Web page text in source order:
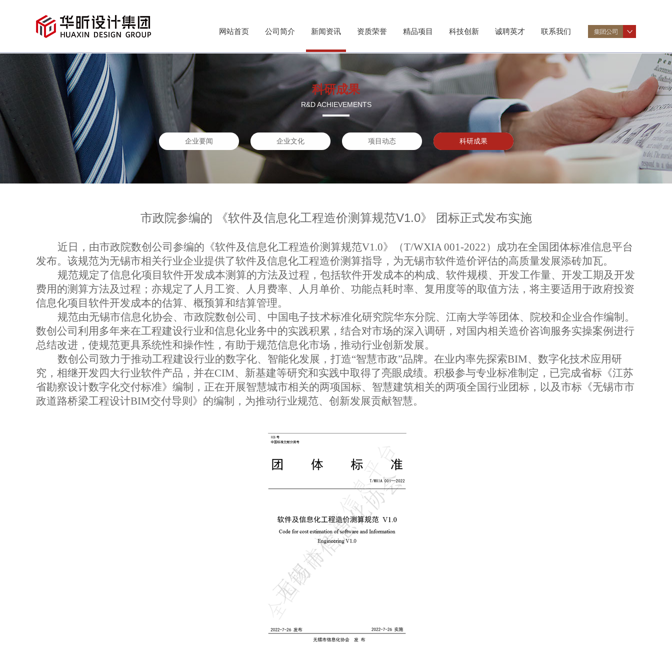
网站首页 公司简介 新闻资讯 资质荣誉 精品项目 科技创新 诚聘英才 联系我们
科研成果
R&D ACHIEVEMENTS
企业要闻 企业文化 项目动态 科研成果
市政院参编的 《软件及信息化工程造价测算规范V1.0》 团标正式发布实施
近日，由市政院数创公司参编的《软件及信息化工程造价测算规范V1.0》（T/WXIA 001-2022）成功在全国团体标准信息平台
发布。该规范为无锡市相关行业企业提供了软件及信息化工程造价测算指导，为无锡市软件造价评估的高质量发展添砖加瓦。
规范规定了信息化项目软件开发成本测算的方法及过程，包括软件开发成本的构成、软件规模、开发工作量、开发工期及开发
费用的测算方法及过程；亦规定了人月工资、人月费率、人月单价、功能点耗时率、复用度等的取值方法，将主要适用于政府投资
信息化项目软件开发成本的估算、概预算和结算管理。
规范由无锡市信息化协会、市政院数创公司、中国电子技术标准化研究院华东分院、江南大学等团体、院校和企业合作编制。
数创公司利用多年来在工程建设行业和信息化业务中的实践积累，结合对市场的深入调研，对国内相关造价咨询服务实操案例进行
总结改进，使规范更具系统性和操作性，有助于规范信息化市场，推动行业创新发展。
数创公司致力于推动工程建设行业的数字化、智能化发展，打造“智慧市政”品牌。在业内率先探索BIM、数字化技术应用研
究，相继开发四大行业软件产品，并在CIM、新基建等研究和实践中取得了亮眼成绩。积极参与专业标准制定，已完成省标《江苏
省勘察设计数字化交付标准》编制，正在开展智慧城市相关的两项国标、智慧建筑相关的两项全国行业团标，以及市标《无锡市市
政道路桥梁工程设计BIM交付导则》的编制，为推动行业规范、创新发展贡献智慧。